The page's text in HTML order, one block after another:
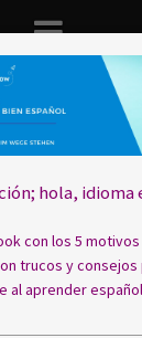
hola, idioma
con los 5
trucos y consejos
al aprender